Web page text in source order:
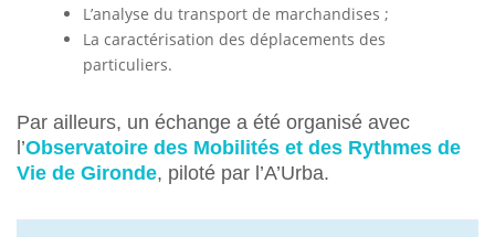
L’analyse du transport de marchandises ;
La caractérisation des déplacements des
particuliers.
Par ailleurs, un échange a été organisé avec
l’Observatoire des Mobilités et des Rythmes de
Vie de Gironde, piloté par l’A’Urba.